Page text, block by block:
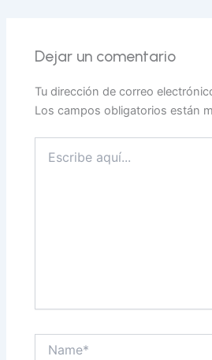
Dejar un comentario
Tu dirección de correo
Los campos obligatorios están
aquí...